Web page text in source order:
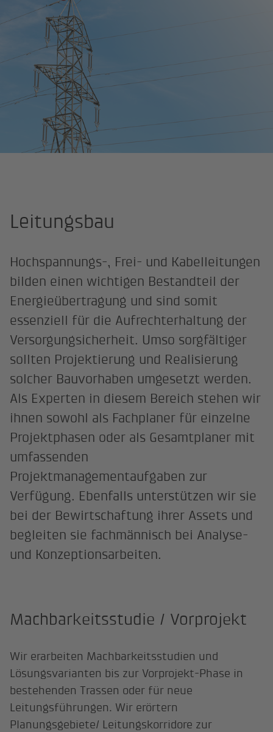
Leitungsbau
Hochspannungs-, Frei- und Kabelleitungen
bilden einen wichtigen Bestandteil der
Energieübertragung und sind somit
essenziell für die Aufrechterhaltung der
Versorgungsicherheit. Umso sorgfältiger
sollten Projektierung und Realisierung
solcher Bauvorhaben umgesetzt werden.
Als Experten in diesem Bereich stehen wir
ihnen sowohl als Fachplaner für einzelne
Projektphasen oder als Gesamtplaner mit
umfassenden
Projektmanagementaufgaben zur
Verfügung. Ebenfalls unterstützen wir sie
bei der Bewirtschaftung ihrer Assets und
begleiten sie fachmännisch bei Analyse-
und Konzeptionsarbeiten.
Machbarkeitsstudie / Vorprojekt
Wir erarbeiten Machbarkeitsstudien und
Lösungsvarianten bis zur Vorprojekt-Phase in
bestehenden Trassen oder für neue
Leitungsführungen. Wir erörtern
Planungsgebiete/ Leitungskorridore zur